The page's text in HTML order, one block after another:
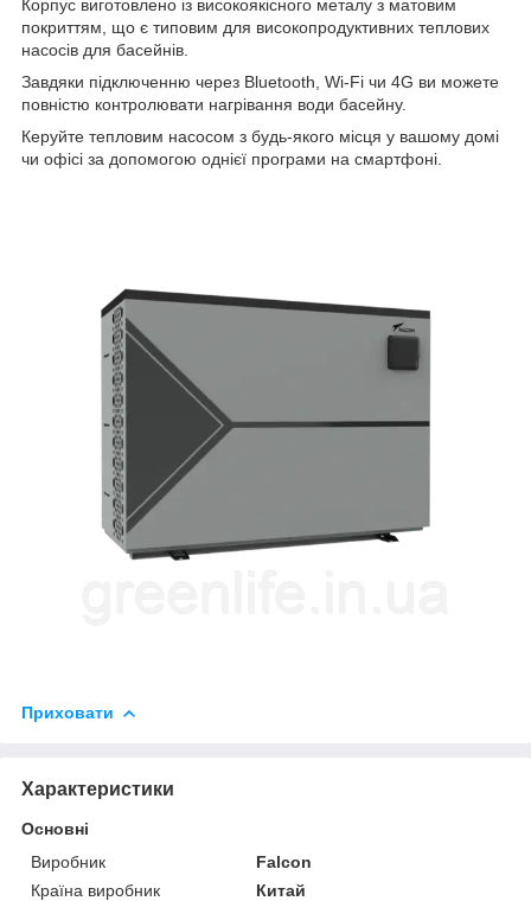
Корпус виготовлено із високоякісного металу з матовим
покриттям, що є типовим для високопродуктивних теплових
насосів для басейнів.
Завдяки підключенню через Bluetooth, Wi-Fi чи 4G ви можете
повністю контролювати нагрівання води басейну.
Керуйте тепловим насосом з будь-якого місця у вашому домі
чи офісі за допомогою однієї програми на смартфоні.
Приховати
Характеристики
Основні
Виробник
Falcon
Країна виробник
Китай